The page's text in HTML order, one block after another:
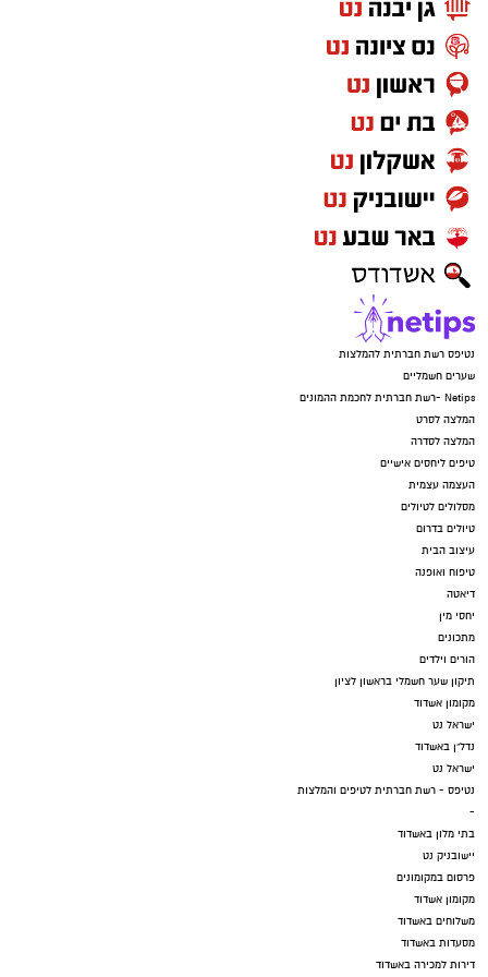
במכבי ראשון לציון רואים בהמשך דרכו של סידי
נדבך משמעותי בבניית הסגל לעונה הקרובה, מתוך
שאיפה להחזיר את הקבוצה לצמרת הכדוריד
הישראלי ולהיאבק מחדש על כל התארים.
יש לכם מידע חשוב שטרם נחשף? צילומים מאירוע
חדשותי? מצאתם טעות בכתבה? נשמח שתשתפו
אותנו
נטיפס רשת חברתית להמלצות
שערים חשמליים
Netips -רשת חברתית לחכמת ההמונים
המלצה לסרט
המלצה לסדרה
טיפים ליחסים אישיים
העצמה עצמית
מסלולים לטיולים
טיולים בדרום
עיצוב הבית
טיפוח ואופנה
דיאטה
יחסי מין
מתכונים
הורים וילדים
תיקון שער חשמלי בראשון לציון
מקומון אשדוד
ישראל נט
נדל"ן באשדוד
ישראל נט
נטיפס - רשת חברתית לטיפים והמלצות
-
בתי מלון באשדוד
יישובניק נט
פרסום במקומונים
מקומון אשדוד
משלוחים באשדוד
מסעדות באשדוד
דירות למכירה באשדוד